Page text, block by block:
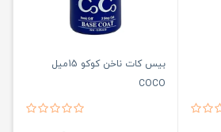
بیس کات ناخن کوکو 15میل
COCO